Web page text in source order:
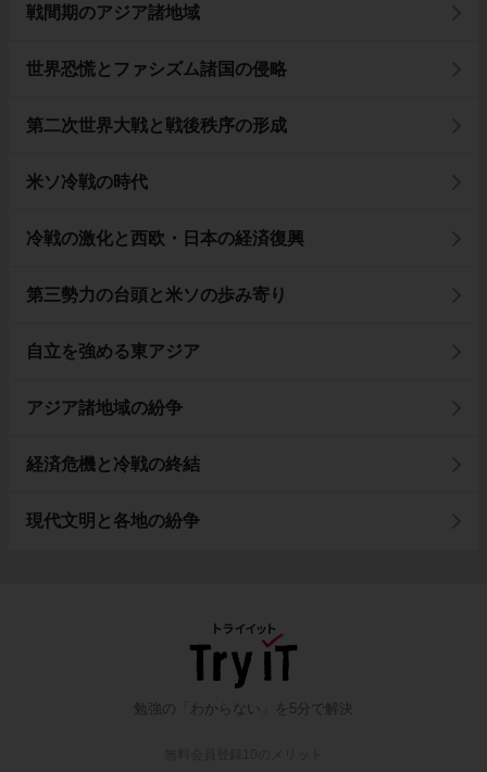
戦間期のアジア諸地域
世界恐慌とファシズム諸国の侵略
第二次世界大戦と戦後秩序の形成
米ソ冷戦の時代
冷戦の激化と西欧・日本の経済復興
第三勢力の台頭と米ソの歩み寄り
自立を強める東アジア
アジア諸地域の紛争
経済危機と冷戦の終結
現代文明と各地の紛争
勉強の「わからない」を5分で解決